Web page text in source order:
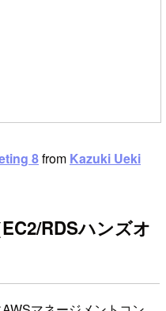
8from Kazuki Ueki
RDSハンズオ